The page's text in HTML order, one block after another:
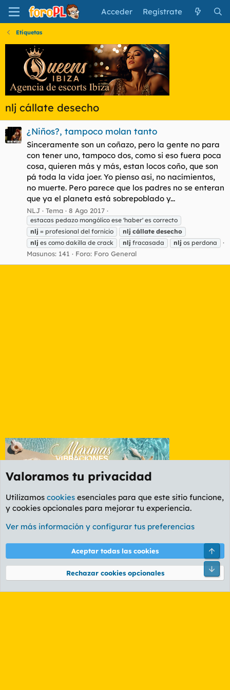
Acceder Regístrate
Etiquetas
nlj cállate desecho
¿Niños?, tampoco molan tanto
Sinceramente son un coñazo, pero la gente no para
con tener uno, tampoco dos, como si eso fuera poca
cosa, quieren más y más, estan locos coño, que son
pá toda la vida joer. Yo pienso asi, no nacímientos,
no muerte. Pero parece que los padres no se enteran
que ya el planeta está sobrepoblado y...
NLJ Tema 8 Ago 2017
estacas pedazo mongólico ese 'haber' es correcto
nlj = profesional del fornicio nlj cállate desecho
nlj es como dakilla de crack nlj fracasada nlj os perdona
Masunos: 141 Foro: Foro General
Etiquetas
Cookies
PL OLDSTYLE AMARILLO
Términos y reglas Política de privacidad Ayuda
Community platform by XenForo® © 2010-2026 XenForo Ltd.
Valoramos tu privacidad
Utilizamos cookies esenciales para que este sitio funcione,
y cookies opcionales para mejorar tu experiencia.
Ver más información y configurar tus preferencias
Aceptar todas las cookies
Rechazar cookies opcionales
Pie